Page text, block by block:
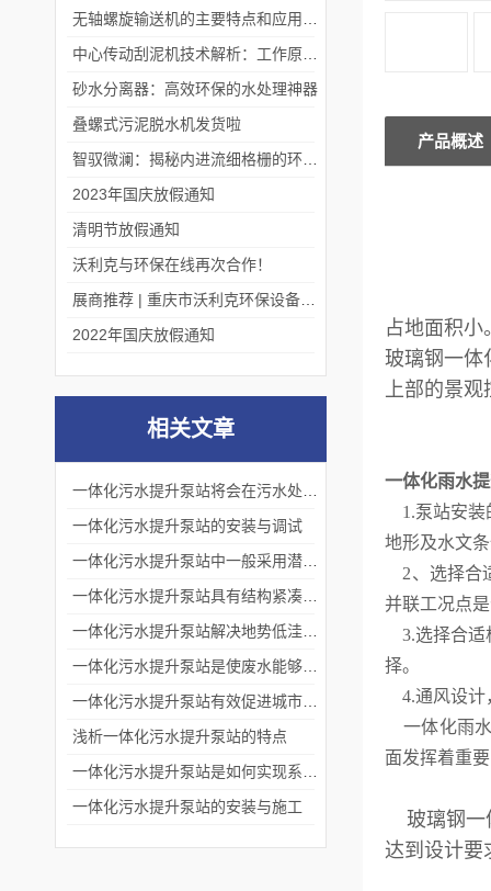
产品概述
占地面积小
玻璃钢一体
上部的景观
一体化雨水
1.泵站安装
地形及水文
2、选择合
并联工况点
3.选择合适
择。
4.通风设计
一体化雨水
面发挥着重
玻璃钢一
达到设计要
砂水分离器：高效环保的水处理神器
叠螺式污泥脱水机发货啦
2023年国庆放假通知
清明节放假通知
沃利克与环保在线再次合作！
2022年国庆放假通知
相关文章
一体化污水提升泵站的安装与调试
浅析一体化污水提升泵站的特点
一体化污水提升泵站的安装与施工